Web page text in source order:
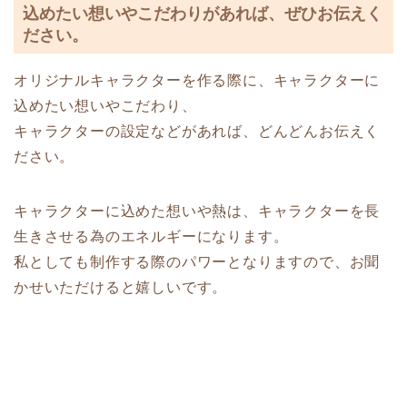
込めたい想いやこだわりがあれば、ぜひお伝えく
ださい。
オリジナルキャラクターを作る際に、キャラクターに
込めたい想いやこだわり、
キャラクターの設定などがあれば、どんどんお伝えく
ださい。
キャラクターに込めた想いや熱は、キャラクターを長
生きさせる為のエネルギーになります。
私としても制作する際のパワーとなりますので、お聞
かせいただけると嬉しいです。